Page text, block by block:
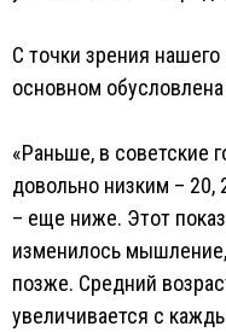
С точки зрения
основном
«Раньше, в советские
довольно низким – 20,
– еще ниже. Этот
изменилось
позже. Средний
увеличивается с